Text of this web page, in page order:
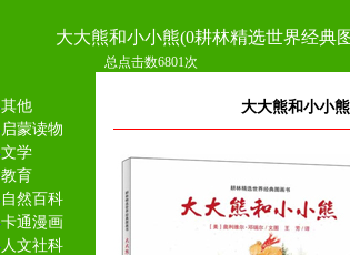
大大熊和小小熊(0耕林精选世界经典
总点击数6801次
其他
启蒙读物
文学
教育
自然百科
卡通漫画
人文社科
大大熊和小小